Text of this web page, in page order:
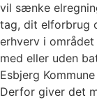
vil sænke
tag, dit elforbrug
erhverv i
med eller uden
Esbjerg
Derfor giver det